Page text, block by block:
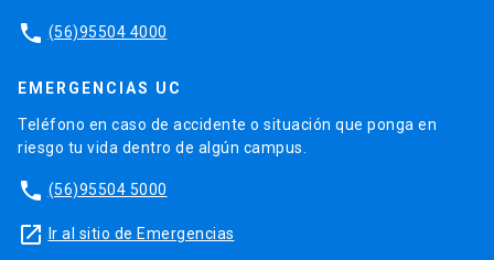
phone (56)95504 4000
EMERGENCIAS UC
Teléfono en caso de accidente o situación que ponga en
riesgo tu vida dentro de algún campus.
phone (56)95504 5000
launch Ir al sitio de Emergencias